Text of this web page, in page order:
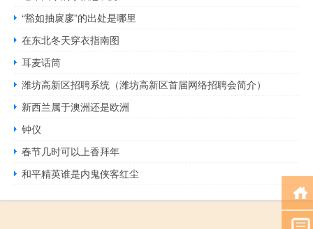
“豁如抽扊扅”的出处是哪里
在东北冬天穿衣指南图
耳麦话筒
潍坊高新区招聘系统（潍坊高新区首届网络招聘会简介）
新西兰属于澳洲还是欧洲
钟仪
春节几时可以上香拜年
和平精英谁是内鬼侠客红尘